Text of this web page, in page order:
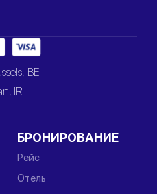
BE
IR
БРОНИРОВАНИЕ
Рейс
Отель